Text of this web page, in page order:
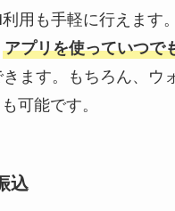
利用も手軽に行えます
アプリを使っていつで
ます。もちろん、ウ
可能です。
込